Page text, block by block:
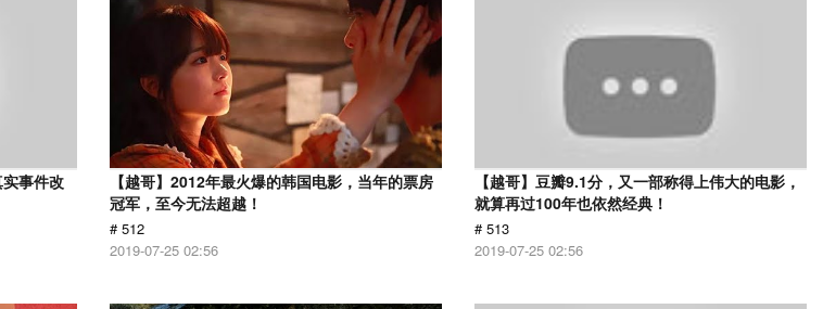
实事件改
【越哥】2012年最火爆的韩国电影，当年的票房
冠军，至今无法超越！
# 512
2019-07-25 02:56
【越哥】豆瓣9.1分，又一部称得上伟大的电影，
就算再过100年也依然经典！
# 513
2019-07-25 02:56